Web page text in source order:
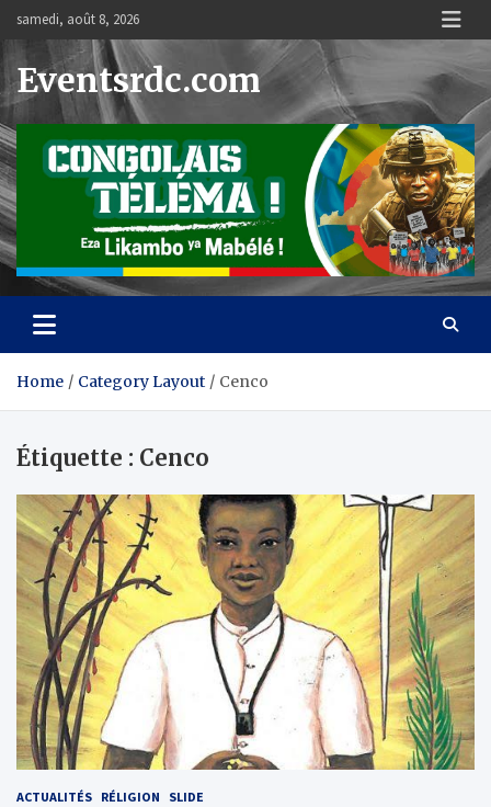
content
samedi, août 8, 2026
Eventsrdc.com
Home Category Layout Cenco
Étiquette : Cenco
ACTUALITÉS RÉLIGION SLIDE